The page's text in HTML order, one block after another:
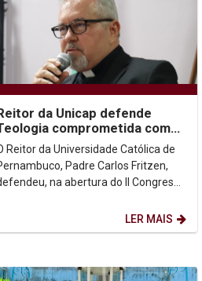
da Unicap defende
comprometida com
desafios das cidades
Reitor da Universidade Católica de
Padre Carlos Fritzen,
na abertura do II Congresso
LER MAIS